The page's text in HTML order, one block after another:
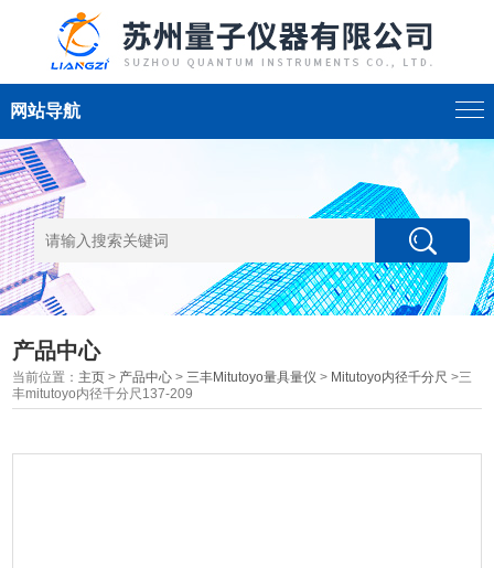
网站导航
产品中心
当前位置： 主页 > 产品中心 >三丰Mitutoyo量具量仪 > Mitutoyo内径千分尺 >三
丰mitutoyo内径千分尺137-209